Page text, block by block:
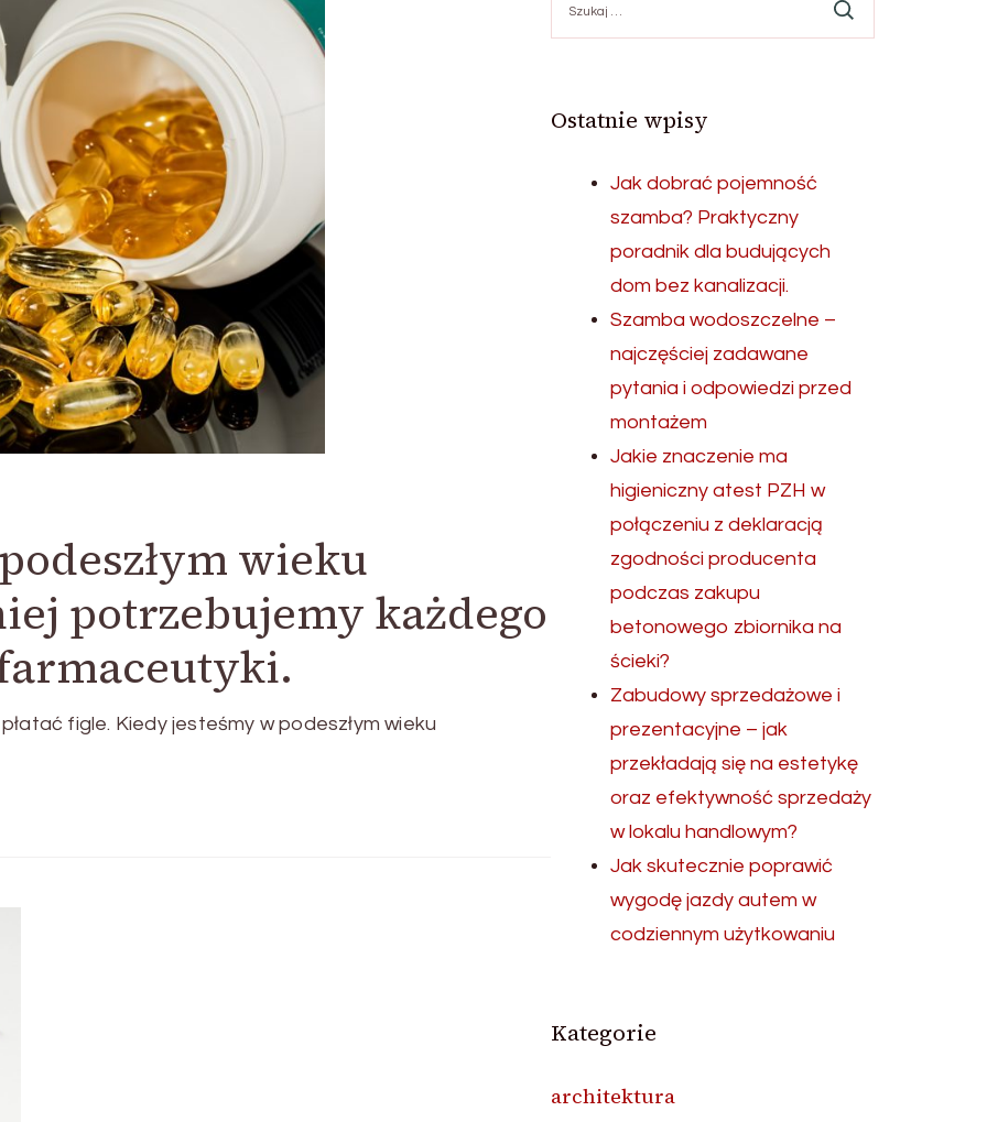
wieku
potrzebujemy każdego
figle. Kiedy jesteśmy w podeszłym wieku
Ostatnie wpisy
Jak dobrać pojemność
szamba? Praktyczny
poradnik dla budujących
dom bez kanalizacji.
Szamba wodoszczelne –
najczęściej zadawane
pytania i odpowiedzi przed
montażem
Jakie znaczenie ma
higieniczny atest PZH w
połączeniu z deklaracją
zgodności producenta
podczas zakupu
betonowego zbiornika na
ścieki?
Zabudowy sprzedażowe i
prezentacyjne – jak
przekładają się na estetykę
oraz efektywność sprzedaży
w lokalu handlowym?
Jak skutecznie poprawić
wygodę jazdy autem w
codziennym użytkowaniu
Kategorie
architektura